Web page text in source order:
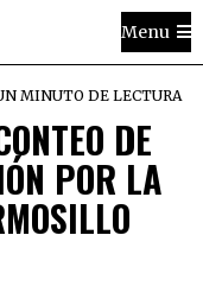
Menu
MINUTO DE LECTURA
DE
POR LA